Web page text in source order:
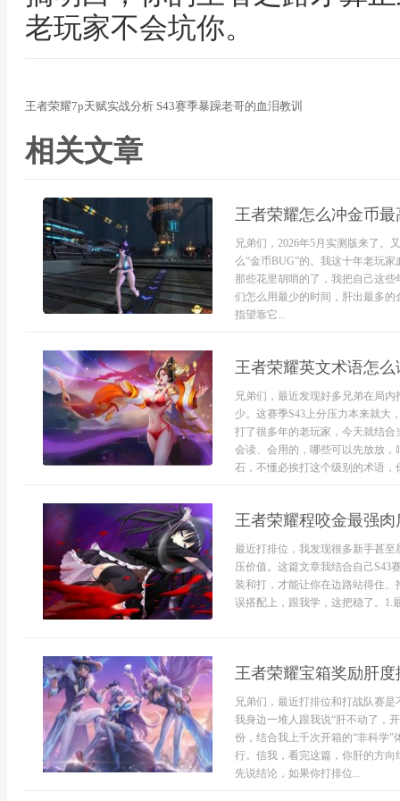
老玩家不会坑你。
王者荣耀7p天赋实战分析 S43赛季暴躁老哥的血泪教训
相关文章
王者荣耀怎么冲金币
兄弟们，2026年5月实测版来了。
么“金币BUG”的。我这十年老玩
那些花里胡哨的了，我把自己这
们怎么用最少的时间，肝出最多
指望靠它...
王者荣耀英文术语怎
兄弟们，最近发现好多兄弟在局
少。这赛季S43上分压力本来就大
打了很多年的老玩家，今天就结
会读、会用的，哪些可以先放放
石，不懂必挨打这个级别的术语，
王者荣耀程咬金最强
最近打排位，我发现很多新手甚
压价值。这篇文章我结合自己S43
装和打，才能让你在边路站得住
误搭配上，跟我学，这把稳了。1.
王者荣耀宝箱奖励肝
兄弟们，最近打排位和打战队赛
我身边一堆人跟我说“肝不动了，
份，结合我上千次开箱的“非科学
行。信我，看完这篇，你肝的方
先说结论，如果你打排位...